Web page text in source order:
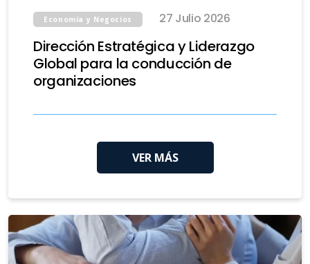
Economía y Negocios 27 Julio 2026
Dirección Estratégica y Liderazgo
Global para la conducción de
organizaciones
VER MÁS